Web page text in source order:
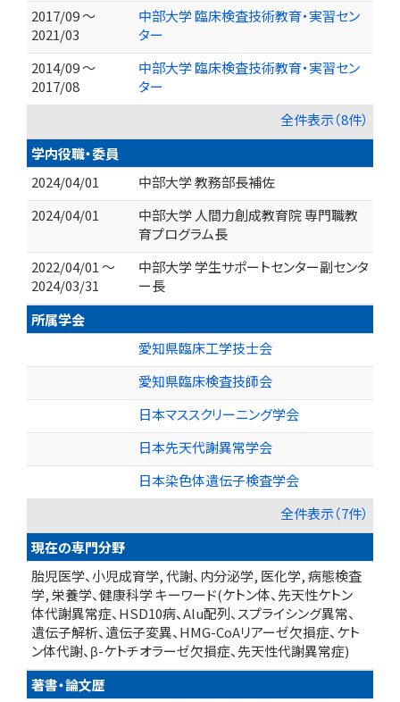
2017/09 ～
2021/03
中部大学 臨床検査技術教育・実習セン
ター
2014/09 ～
2017/08
中部大学 臨床検査技術教育・実習セン
ター
全件表示（8件）
学内役職・委員
2024/04/01
中部大学 教務部長補佐
2024/04/01
中部大学 人間力創成教育院 専門職教
育プログラム長
2022/04/01 ～
2024/03/31
中部大学 学生サポートセンター副センタ
ー長
所属学会
愛知県臨床工学技士会
愛知県臨床検査技師会
日本マススクリーニング学会
日本先天代謝異常学会
日本染色体遺伝子検査学会
全件表示（7件）
現在の専門分野
胎児医学、小児成育学, 代謝、内分泌学, 医化学, 病態検査
学, 栄養学、健康科学 キーワード(ケトン体、先天性ケトン
体代謝異常症、HSD10病、Alu配列、スプライシング異常、
遺伝子解析、遺伝子変異、HMG-CoAリアーゼ欠損症、ケト
ン体代謝、β-ケトチオラーゼ欠損症、先天性代謝異常症)
著書・論文歴